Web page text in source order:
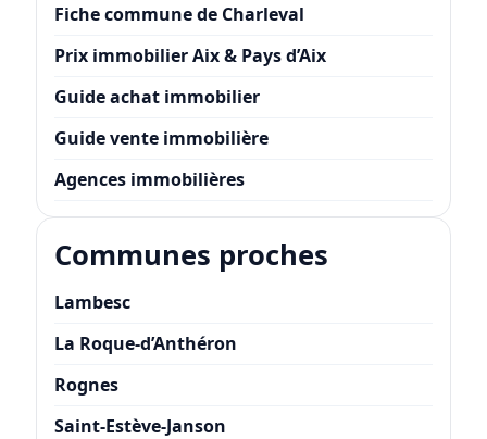
Fiche commune de Charleval
Prix immobilier Aix & Pays d’Aix
Guide achat immobilier
Guide vente immobilière
Agences immobilières
Communes proches
Lambesc
La Roque-d’Anthéron
Rognes
Saint-Estève-Janson